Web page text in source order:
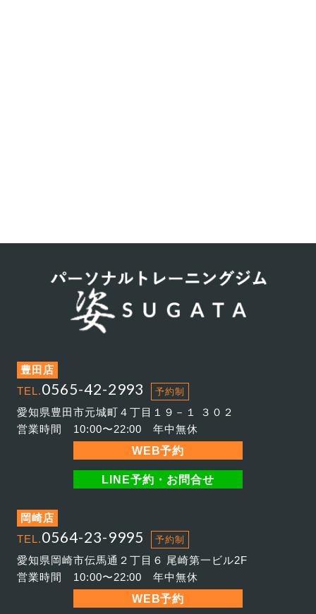
豊田店
TEL.0565-42-2993 予約制
愛知県豊田市元城町４丁目１９－１ ３０２
営業時間 10:00〜22:00 年中無休
WEB予約
LINE予約・お問合せ
岡崎店
TEL.0564-23-9995 予約制
愛知県岡崎市伝馬通２丁目６ 尾崎第一ビル2F
営業時間 10:00〜22:00 年中無休
WEB予約